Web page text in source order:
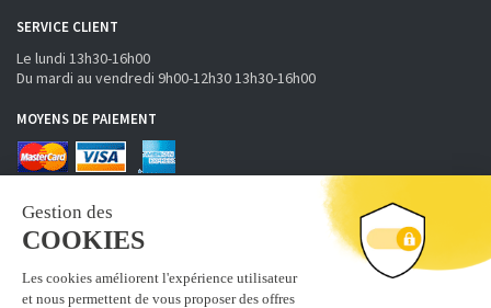
SERVICE CLIENT
Le lundi 13h30-16h00
Du mardi au vendredi 9h00-12h30 13h30-16h00
MOYENS DE PAIEMENT
RECEVOIR LA NEWSLETTER
S'inscrire